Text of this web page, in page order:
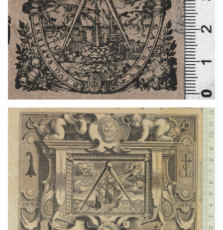
1624 - 1650 París (França)
1624 - 1650 París (França)